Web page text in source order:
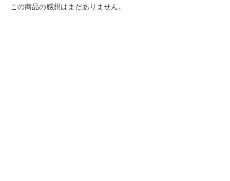
この商品の感想はまだありません。